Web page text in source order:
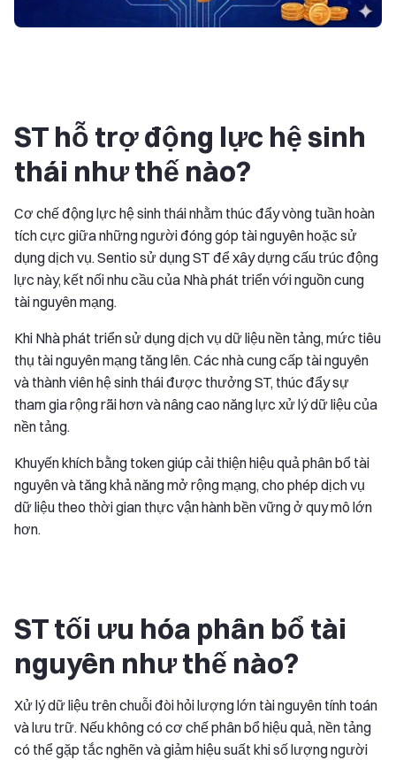
ST hỗ trợ động lực hệ sinh
thái như thế nào?
Cơ chế động lực hệ sinh thái nhằm thúc đẩy vòng tuần hoàn
tích cực giữa những người đóng góp tài nguyên hoặc sử
dụng dịch vụ. Sentio sử dụng ST để xây dựng cấu trúc động
lực này, kết nối nhu cầu của Nhà phát triển với nguồn cung
tài nguyên mạng.
Khi Nhà phát triển sử dụng dịch vụ dữ liệu nền tảng, mức tiêu
thụ tài nguyên mạng tăng lên. Các nhà cung cấp tài nguyên
và thành viên hệ sinh thái được thưởng ST, thúc đẩy sự
tham gia rộng rãi hơn và nâng cao năng lực xử lý dữ liệu của
nền tảng.
Khuyến khích bằng token giúp cải thiện hiệu quả phân bổ tài
nguyên và tăng khả năng mở rộng mạng, cho phép dịch vụ
dữ liệu theo thời gian thực vận hành bền vững ở quy mô lớn
hơn.
ST tối ưu hóa phân bổ tài
nguyên như thế nào?
Xử lý dữ liệu trên chuỗi đòi hỏi lượng lớn tài nguyên tính toán
và lưu trữ. Nếu không có cơ chế phân bổ hiệu quả, nền tảng
có thể gặp tắc nghẽn và giảm hiệu suất khi số lượng người